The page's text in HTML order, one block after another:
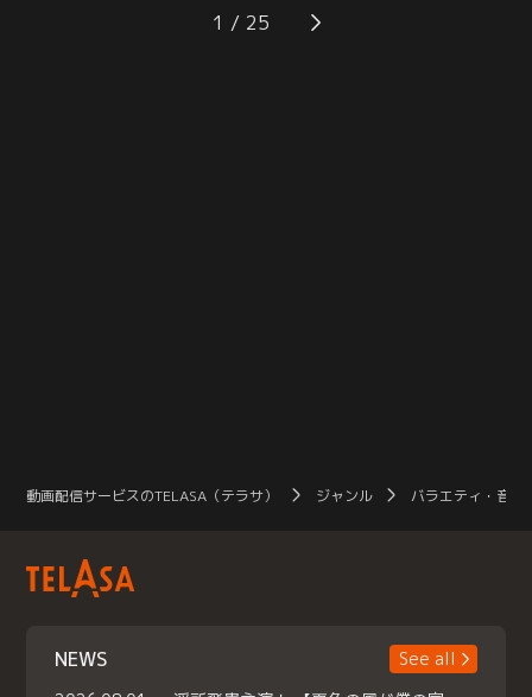
がきっかけだったが…大学3年の
時、俳優として芸能界入りした片岡
ペラ歌手マリア・カラスが引退後行
った公開レッスンを元にした舞台
1
動画配信サービスのTELASA（テラサ） ジャンル バラエティ・音楽
NEWS
See all